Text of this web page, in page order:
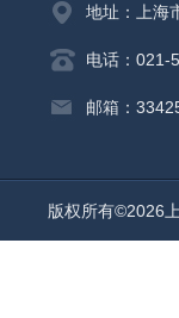
地址：上海
电话：021-
邮箱：
版权所有©2026